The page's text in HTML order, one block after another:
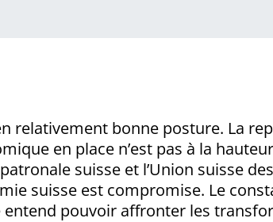
relativement bonne posture. La
en place n’est pas à la
suisse et l’Union suisse
suisse est compromise. Le
pouvoir affronter les